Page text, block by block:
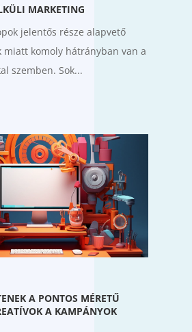
MARKETING
jelentős része alapvető
miatt komoly hátrányban van a
szemben. Sok...
A PONTOS MÉRETŰ
A KAMPÁNYOK